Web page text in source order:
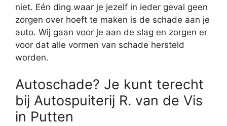
niet. Eén ding waar je jezelf in ieder geval geen
zorgen over hoeft te maken is de schade aan je
auto. Wij gaan voor je aan de slag en zorgen er
voor dat alle vormen van schade hersteld
worden.
Autoschade? Je kunt terecht
bij Autospuiterij R. van de Vis
in Putten